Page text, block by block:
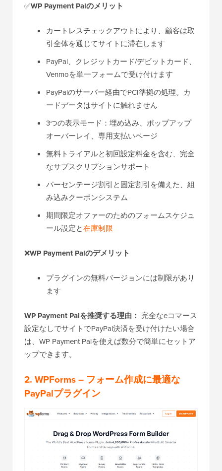
✅WP Payment Palのメリット
カートレスチェックアウトにより、顧客は取
引全体を通じてサイトに滞在します
PayPal、クレジットカード/デビットカード、
Venmoを単一フォームで受け付けます
PayPalのサーバー経由でPCI準拠の処理。カ
ードデータはサイトに触れません
3つの表示モード：埋め込み、ポップアップ
オーバーレイ、専用支払いページ
無料トライアルと初回設定料金を含む、完全
なサブスクリプションサポート
パーセンテージ割引と固定割引を備えた、組
み込みクーポンシステム
期間限定オファーのためのフォームスケジュ
ール設定と在庫制限
❌WP Payment Palのデメリット
プラグインの無料バージョンには制限があり
ます
WP Payment Palを推奨する理由： 完全なeコマース
設定なしでサイトでPayPal決済を受け付けたい場合
は、WP Payment Palを使えば数分で簡単にセットア
ップできます。
2. WPForms– フォーム作成に最適な
PayPalプラグイン